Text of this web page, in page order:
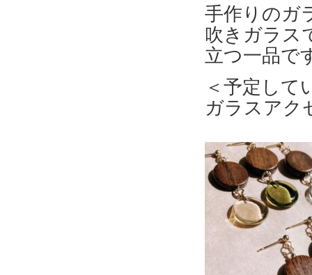
手作りのガ
吹きガラス
立つ一品で
＜予定して
ガラスアク